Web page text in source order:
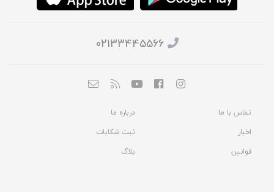
02133445566
تماس با ما
درباره ما
اخبار
ثبت شکایات
قوانین
بلاگ